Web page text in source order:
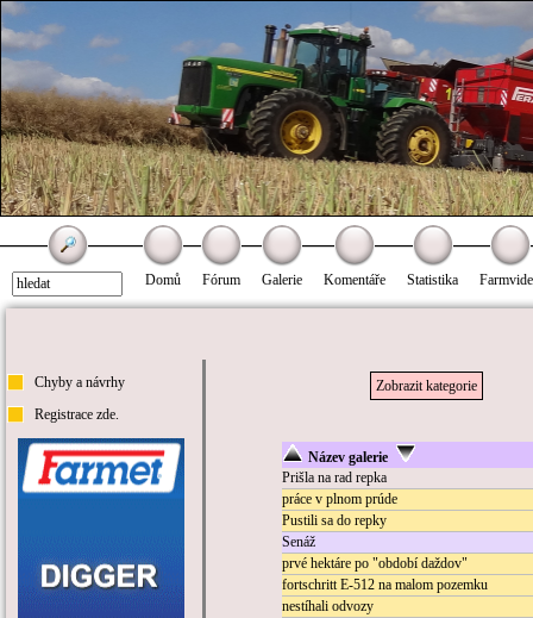
Domů Fórum Galerie Komentáře Statistika
Chyby a návrhy
Registrace zde.
Zobrazit kategorie
Název galerie
Prišla na rad repka
práce v plnom prúde
Pustili sa do repky
Senáž
prvé hektáre po "období daždov"
fortschritt E-512 na malom pozemku
nestíhali odvozy